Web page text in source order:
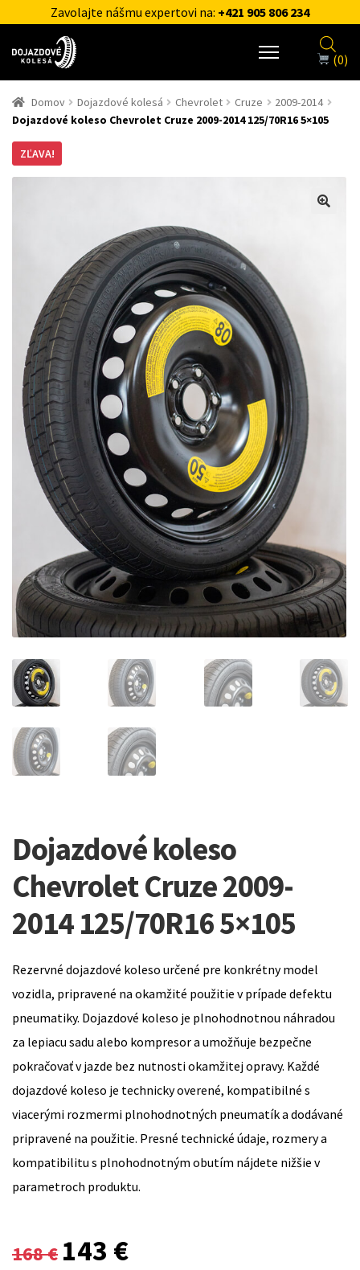
Zavolajte nášmu expertovi na: +421 905 806 234
(0)
Domov Dojazdové kolesá Chevrolet Cruze
2009-2014
Dojazdové koleso Chevrolet Cruze 2009-2014 125/70R16 5×105
ZĽAVA!
Dojazdové koleso
Chevrolet Cruze 2009-
2014 125/70R16 5×105
Rezervné dojazdové koleso určené pre konkrétny model
vozidla, pripravené na okamžité použitie v prípade defektu
pneumatiky. Dojazdové koleso je plnohodnotnou náhradou
za lepiacu sadu alebo kompresor a umožňuje bezpečne
pokračovať v jazde bez nutnosti okamžitej opravy. Každé
dojazdové koleso je technicky overené, kompatibilné s
viacerými rozmermi plnohodnotných pneumatík a dodávané
pripravené na použitie. Presné technické údaje, rozmery a
kompatibilitu s plnohodnotným obutím nájdete nižšie v
parametroch produktu.
168€
Original
143 €